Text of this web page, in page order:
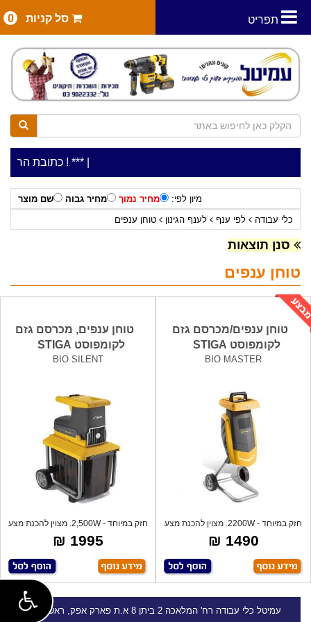
תפריט סל קניות 0
***כתובת החנות: רח' המלאכה 2, ביתן 8 ***כלי עבודה להשכרה בתעריף יומי משתלם ! ***
מיון לפי: מחיר נמוך מחיר גבוה
שם מוצר
כלי עבודה
לפי ענף לענף הגינון טוחן ענפים
סנן תוצאות
טוחן ענפים
טוחן ענפים/מכרסם גזם
לקומפוסט STIGA
BIO MASTER
חזק במיוחד - 2200W. מצוין להכנת מצע
וקומ
1490 ₪
טוחן ענפים, מכרסם גזם
לקומפוסט STIGA
BIO SILENT
חזק במיוחד - 2,500W. מצוין להכנת מצע
וקו
1995 ₪
עמיטל כלי עבודה רח' המלאכה 2 ביתן 8 א.ת פארק אפק, ראש העין